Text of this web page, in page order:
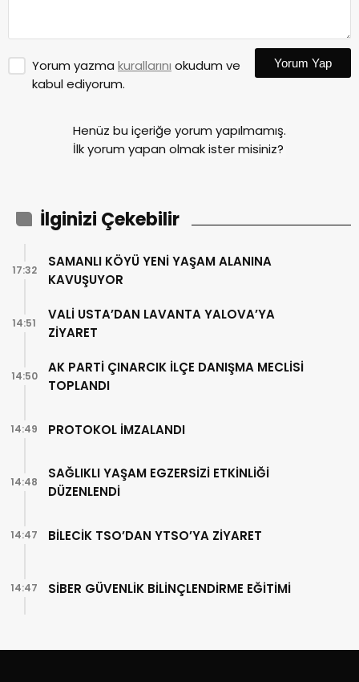
Yorum yazma kurallarını okudum ve
kabul ediyorum.
Yorum Yap
Henüz bu içeriğe yorum yapılmamış.
İlk yorum yapan olmak ister misiniz?
İlginizi Çekebilir
SAMANLI KÖYÜ YENİ YAŞAM ALANINA
KAVUŞUYOR
17:32
VALİ USTA’DAN LAVANTA YALOVA’YA
ZİYARET
14:51
AK PARTİ ÇINARCIK İLÇE DANIŞMA MECLİSİ
TOPLANDI
14:50
PROTOKOL İMZALANDI
14:49
SAĞLIKLI YAŞAM EGZERSİZİ ETKİNLİĞİ
DÜZENLENDİ
14:48
BİLECİK TSO’DAN YTSO’YA ZİYARET
14:47
SİBER GÜVENLİK BİLİNÇLENDİRME EĞİTİMİ
14:47